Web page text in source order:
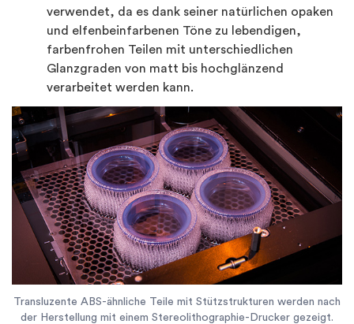
verwendet, da es dank seiner natürlichen opaken
und elfenbeinfarbenen Töne zu lebendigen,
farbenfrohen Teilen mit unterschiedlichen
Glanzgraden von matt bis hochglänzend
verarbeitet werden kann.
Transluzente ABS-ähnliche Teile mit Stützstrukturen werden nach
der Herstellung mit einem Stereolithographie-Drucker gezeigt.